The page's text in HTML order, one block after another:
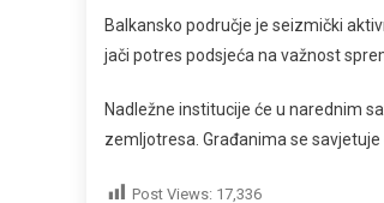
Balkansko područje je seizmički
jači potres podsjeća na važnost
Nadležne institucije će u narednim
zemljotresa. Građanima se
Post Views: 17,336